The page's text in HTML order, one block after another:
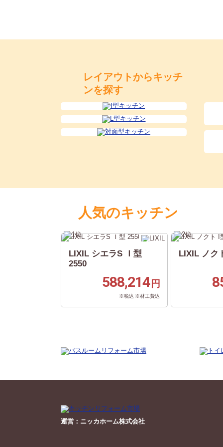
レイアウトからキッチ
ンを探す
人気のキッチン
LIXIL シエラS Ｉ型
2550
588,214 円
※税込 ※材工費込
LIXIL ノク
運営：ニッカホーム株式会社